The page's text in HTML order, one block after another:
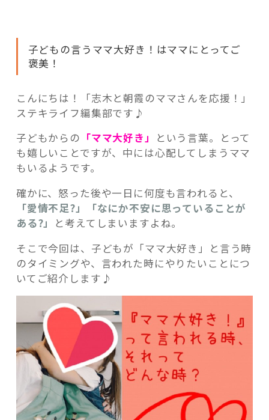
記事検索
子どもの言うママ大好き！はママにとってご
褒美！
こんにちは！「志木と朝霞のママさんを応援！」
ステキライフ編集部です♪
子どもからの 「ママ大好き」
という言葉。とって
も嬉しいことですが、中には心配してしまうママ
もいるようです。
確かに、怒った後や一日に何度も言われると、
「愛情不足?」「なにか不安に思っていることが
ある?」
と考えてしまいますよね。
そこで今回は、子どもが「ママ大好き」と言う時
のタイミングや、言われた時にやりたいことにつ
いてご紹介します♪